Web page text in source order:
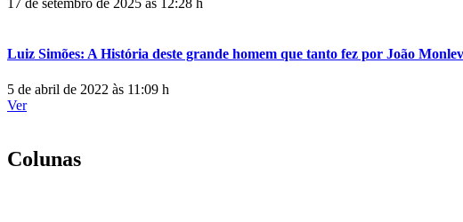
17 de setembro de 2025 às 12:28 h
Luiz Simões: A História deste grande homem que tanto fez por João
5 de abril de 2022 às 11:09 h
Ver
Colunas